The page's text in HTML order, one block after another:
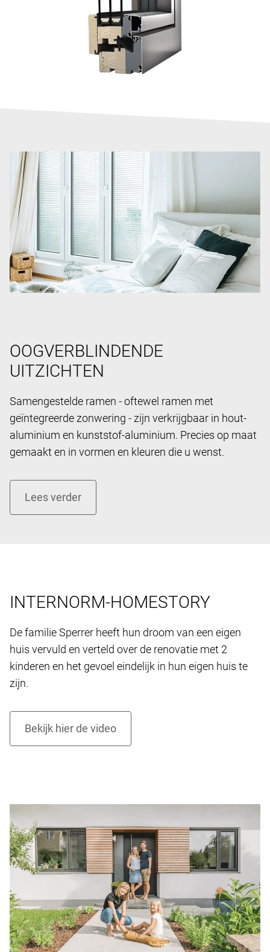
OOGVERBLINDENDE
UITZICHTEN
Samengestelde ramen - oftewel ramen met
geïntegreerde zonwering - zijn verkrijgbaar in hout-
aluminium en kunststof-aluminium. Precies op maat
gemaakt en in vormen en kleuren die u wenst.
INTERNORM-HOMESTORY
De familie Sperrer heeft hun droom van een eigen ​​
huis vervuld en verteld over de renovatie met 2
kinderen en het gevoel eindelijk in hun eigen huis te
zijn.